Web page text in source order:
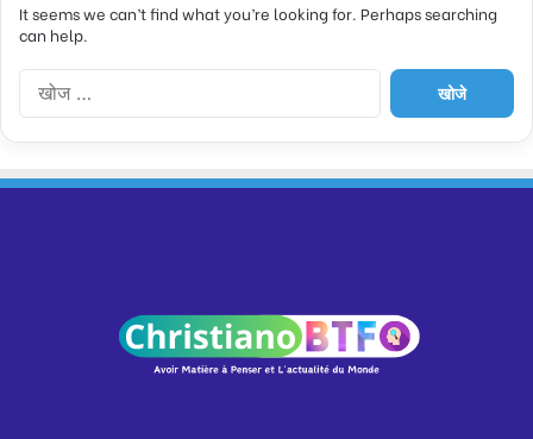
It seems we can’t find what you’re looking for. Perhaps searching
can help.
नि
म्न
जें